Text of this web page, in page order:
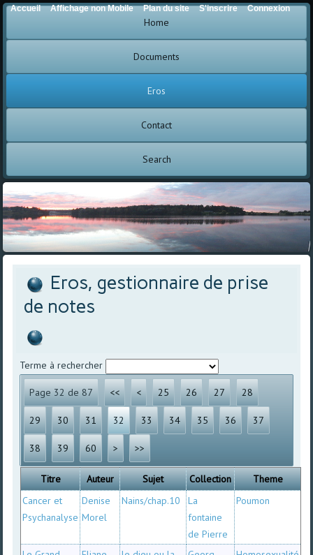
Home
Documents
Eros
Contact
Search
Eros, gestionnaire de prise
de notes
Terme à rechercher
Page 32 de 87 << < 25 26 27 28
29 30 31 32 33 34 35 36 37
38 39 60 > >>
Titre Auteur Sujet Collection
Theme
Cancer et
Psychanalyse
Denise
Morel
Nains/chap.10
La
fontaine
de Pierre
Poumon
Accueil Affichage non Mobile Plan du site S'inscrire Connexion